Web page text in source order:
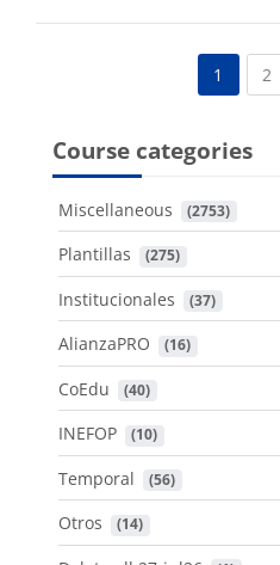
1 2
Course categories
Miscellaneous (2753)
Plantillas (275)
Institucionales (37)
AlianzaPRO (16)
CoEdu (40)
INEFOP (10)
Temporal (56)
Otros (14)